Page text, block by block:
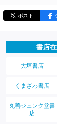
ポスト
書店
大垣書店
くまざわ書店
丸善ジュンク堂書
店